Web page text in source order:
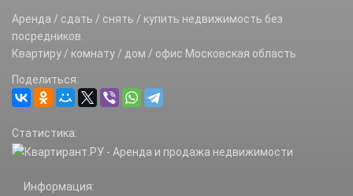
Аренда / сдать / снять / купить недвижимость без
посредников.
Квартиру / комнату / дом / офис Московская область
Поделиться:
Статистика:
Информация: